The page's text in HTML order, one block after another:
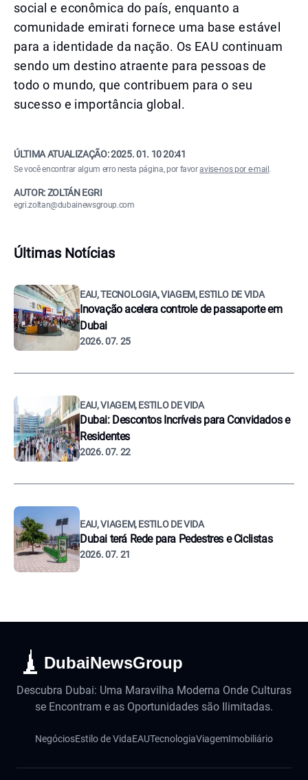
social e econômica do país, enquanto a
comunidade emirati fornece uma base estável
para a identidade da nação. Os EAU continuam
sendo um destino atraente para pessoas de
todo o mundo, que contribuem para o seu
sucesso e importância global.
ÚLTIMA ATUALIZAÇÃO:2025. 01. 10 20:41
Se você encontrar algum erro nesta página, por favoravise-nos por e-mail .
AUTOR: ZOLTÁN EGRI
egri.zoltan@dubainewsgroup.com
Últimas Notícias
EAU, TECNOLOGIA, VIAGEM, ESTILO DE VIDA
Inovação acelera controle de passaporte em
Dubai
2026. 07. 25
EAU, VIAGEM, ESTILO DE VIDA
Dubai: Descontos Incríveis para Convidados e
Residentes
2026. 07. 22
EAU, VIAGEM, ESTILO DE VIDA
Dubai terá Rede para Pedestres e Ciclistas
2026. 07. 21
DubaiNewsGroup
Descubra Dubai: Uma Maravilha Moderna Onde Culturas
se Encontram e as Oportunidades são Ilimitadas.
NegóciosEstilo de VidaEAUTecnologiaViagemImobiliário